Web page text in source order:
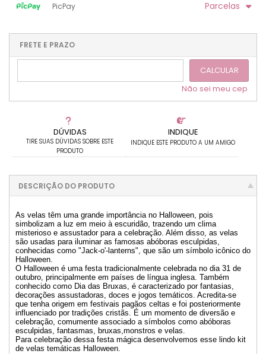
DÚVIDAS
TIRE SUAS DÚVIDAS SOBRE ESTE
PRODUTO
INDIQUE
INDIQUE ESTE PRODUTO A UM AMIGO
.
PicPay Parcelas
2x sem juros de R$ 47,50
3x com juros de R$ 33,90
...
FRETE E PRAZO
CALCULAR
Não sei meu cep
DESCRIÇÃO DO PRODUTO
As velas têm uma grande importância no Halloween, pois
simbolizam a luz em meio à escuridão, trazendo um clima
misterioso e assustador para a celebração. Além disso, as velas
são usadas para iluminar as famosas abóboras esculpidas,
conhecidas como "Jack-o'-lanterns", que são um símbolo icônico do
Halloween.
O Halloween é uma festa tradicionalmente celebrada no dia 31 de
outubro, principalmente em países de língua inglesa. Também
conhecido como Dia das Bruxas, é caracterizado por fantasias,
decorações assustadoras, doces e jogos temáticos. Acredita-se
que tenha origem em festivais pagãos celtas e foi posteriormente
influenciado por tradições cristãs. É um momento de diversão e
celebração, comumente associado a símbolos como abóboras
esculpidas, fantasmas, bruxas,monstros e velas.
Para celebração dessa festa mágica desenvolvemos esse lindo kit
de velas temáticas Halloween.